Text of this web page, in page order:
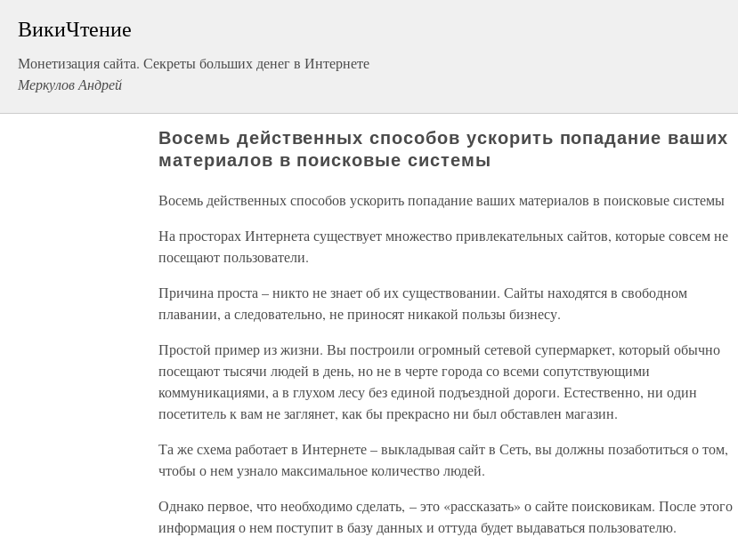
ВикиЧтение
Монетизация сайта. Секреты больших денег в Интернете
Меркулов Андрей
Восемь действенных способов ускорить попадание ваших
материалов в поисковые системы
Восемь действенных способов ускорить попадание ваших материалов в поисковые системы
На просторах Интернета существует множество привлекательных сайтов, которые совсем не
посещают пользователи.
Причина проста – никто не знает об их существовании. Сайты находятся в свободном
плавании, а следовательно, не приносят никакой пользы бизнесу.
Простой пример из жизни. Вы построили огромный сетевой супермаркет, который обычно
посещают тысячи людей в день, но не в черте города со всеми сопутствующими
коммуникациями, а в глухом лесу без единой подъездной дороги. Естественно, ни один
посетитель к вам не заглянет, как бы прекрасно ни был обставлен магазин.
Та же схема работает в Интернете – выкладывая сайт в Сеть, вы должны позаботиться о том,
чтобы о нем узнало максимальное количество людей.
Однако первое, что необходимо сделать, – это «рассказать» о сайте поисковикам. После этого
информация о нем поступит в базу данных и оттуда будет выдаваться пользователю.